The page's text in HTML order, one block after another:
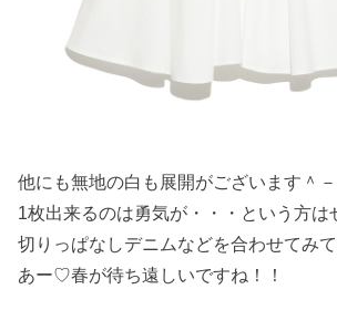
他にも無地の白も展開がございます＾－
1枚出来るのは勇気が・・・という方は
切りっぱなしデニムなどを合わせてみ
あー♡春が待ち遠しいですね！！